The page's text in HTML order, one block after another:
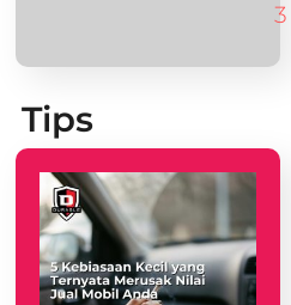
3
Tips